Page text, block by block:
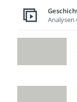
Analysen